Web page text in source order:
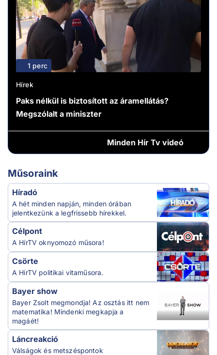
1 perc
Hírek
Paks nélkül is biztosított az áramellátás?
Megszólalt a miniszter
Minden Hír Tv videó
Műsoraink
Híradó
A hét minden napján, minden órában
jelentkezünk a legfrissebb hírekkel.
Célpont
A HírTV oknyomozó műsora!
Csörte
A HírTV politikai vitaműsora.
Bayer show
Bayer Zsolt megmondja! Az osztás itt nem
matematika! Mindenki megkapja a
magáét!
Láncreakció
Válságok és metszéspontok